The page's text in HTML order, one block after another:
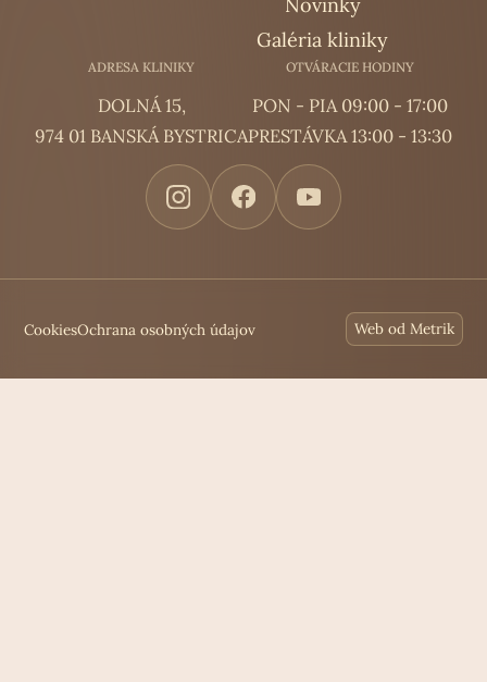
Novinky
Galéria kliniky
ADRESA KLINIKY
DOLNÁ 15,
974 01 BANSKÁ BYSTRICA
OTVÁRACIE HODINY
PON - PIA 09:00 - 17:00
PRESTÁVKA 13:00 - 13:30
CookiesOchrana osobných údajov Web od Metrik